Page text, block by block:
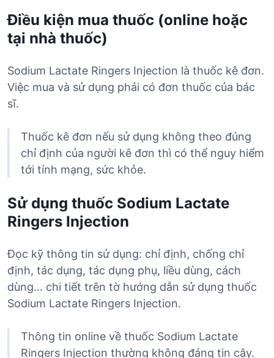
Điều kiện mua thuốc (online hoặc
tại nhà thuốc)
Sodium Lactate Ringers Injection là thuốc kê đơn.
Việc mua và sử dụng phải có đơn thuốc của bác
sĩ.
Thuốc kê đơn nếu sử dụng không theo đúng
chỉ định của người kê đơn thì có thể nguy hiểm
tới tính mạng, sức khỏe.
Sử dụng thuốc Sodium Lactate
Ringers Injection
Đọc kỹ thông tin sử dụng: chỉ định, chống chỉ
định, tác dụng, tác dụng phụ, liều dùng, cách
dùng… chi tiết trên tờ hướng dẫn sử dụng thuốc
Sodium Lactate Ringers Injection.
Thông tin online về thuốc Sodium Lactate
Ringers Injection thường không đáng tin cậy.